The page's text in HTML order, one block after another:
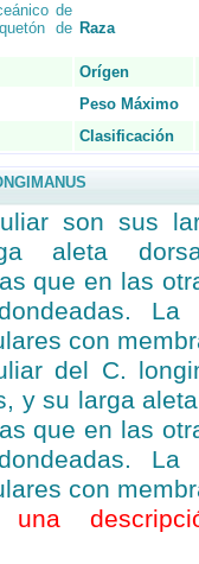
de
de Raza
Orígen
Peso Máximo
Clasificación
son sus
aleta
que en las
con
del C.
y su larga
que en las
con